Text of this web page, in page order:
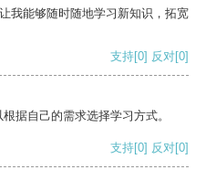
我能够随时随地学习新知识，拓宽
支持[0] 反对[0]
据自己的需求选择学习方式。
支持[0] 反对[0]